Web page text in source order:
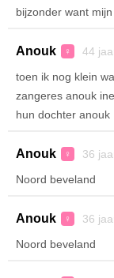
bijzonder want
Anouk ♀ 44
toen ik nog klein
zangeres anouk
hun dochter anouk
Anouk ♀ 36
Noord beveland
Anouk ♀ 36
Noord beveland